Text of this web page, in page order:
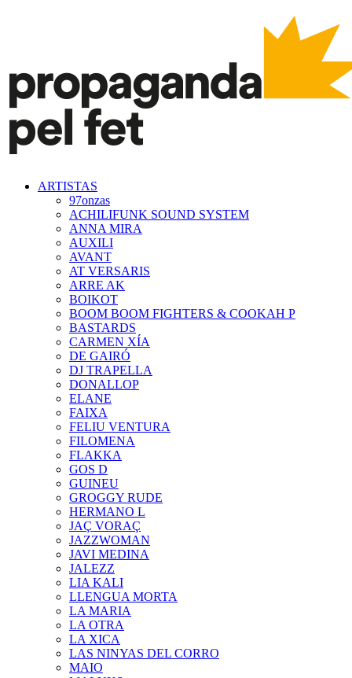
ARTISTAS
97onzas
ACHILIFUNK SOUND SYSTEM
ANNA MIRA
AUXILI
AVANT
AT VERSARIS
ARRE AK
BOIKOT
BOOM BOOM FIGHTERS & COOKAH P
BASTARDS
CARMEN XÍA
DE GAIRÓ
DJ TRAPELLA
DONALLOP
ELANE
FAIXA
FELIU VENTURA
FILOMENA
FLAKKA
GOS D
GUINEU
GROGGY RUDE
HERMANO L
JAÇ VORAÇ
JAZZWOMAN
JAVI MEDINA
JALEZZ
LIA KALI
LLENGUA MORTA
LA MARIA
LA OTRA
LA XICA
LAS NINYAS DEL CORRO
MAIO